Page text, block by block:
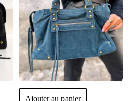
Ajouter au panier